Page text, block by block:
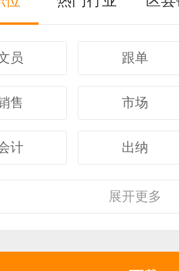
员 跟单
售 市场
计 出纳
行政
展开更多